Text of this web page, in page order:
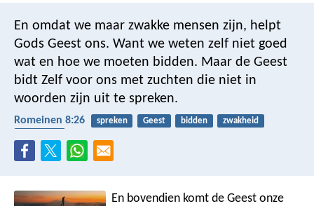
En omdat we maar zwakke mensen zijn, helpt
Gods Geest ons. Want we weten zelf niet goed
wat en hoe we moeten bidden. Maar de Geest
bidt Zelf voor ons met zuchten die niet in
woorden zijn uit te spreken.
Romeinen 8:26 spreken Geest bidden
zwakheid
En bovendien komt de Geest onze